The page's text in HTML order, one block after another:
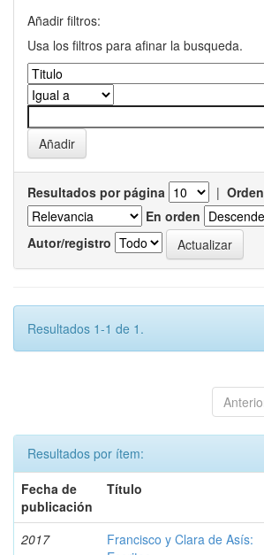
Añadir filtros:
Usa los filtros para afinar la busqueda.
Resultados por página |
En orden
Autor/registro
Resultados 1-1 de 1.
Resultados por ítem:
Fecha de
publicación
Título
2017
Francisco y Clara de Asís: